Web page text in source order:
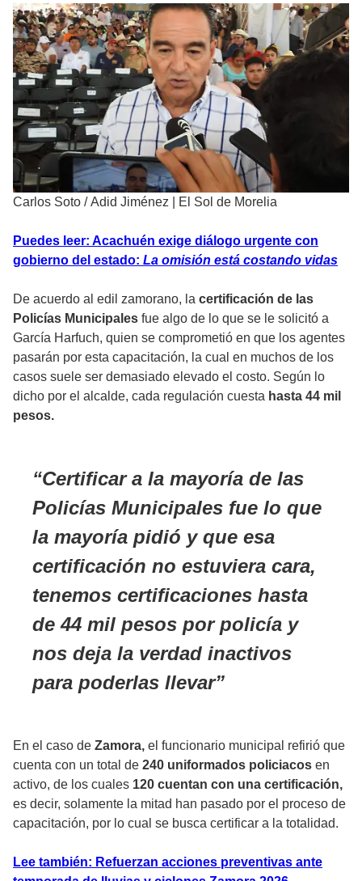
Carlos Soto /Adid Jiménez | El Sol de Morelia
Puedes leer: Acachuén exige diálogo urgente con
gobierno del estado: La omisión está costando vidas
De acuerdo al edil zamorano, la certificación de las
Policías Municipales fue algo de lo que se le solicitó a
García Harfuch, quien se comprometió en que los agentes
pasarán por esta capacitación, la cual en muchos de los
casos suele ser demasiado elevado el costo. Según lo
dicho por el alcalde, cada regulación cuesta hasta 44 mil
pesos.
Certificar a la mayoría de las
Policías Municipales fue lo que
la mayoría pidió y que esa
certificación no estuviera cara,
tenemos certificaciones hasta
de 44 mil pesos por policía y
nos deja la verdad inactivos
para poderlas llevar
En el caso de Zamora, el funcionario municipal refirió que
cuenta con un total de 240 uniformados policiacos en
activo, de los cuales 120 cuentan con una certificación,
es decir, solamente la mitad han pasado por el proceso de
capacitación, por lo cual se busca certificar a la totalidad.
Lee también: Refuerzan acciones preventivas ante